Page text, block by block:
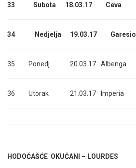
33 Subota 18.03.17 Ceva
34 Nedjelja 19.03.17 Garesio
35 Ponedj. 20.03.17 Albenga
36 Utorak 21.03.17 Imperia
HODOČAŠĆE OKUČANI – LOURDES